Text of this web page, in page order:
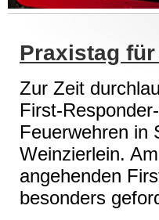
Praxistag
Zur Zeit
First-
Feuerwehren in
Weinzierlein.
angehenden
besonders